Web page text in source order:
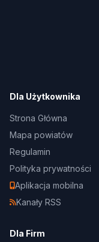
Dla Użytkownika
Strona Główna
Mapa powiatów
Regulamin
Polityka prywatności
Aplikacja mobilna
Kanały RSS
Dla Firm